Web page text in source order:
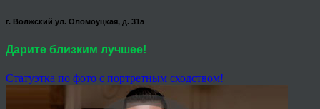
г. Волжский ул. Оломоуцкая, д. 31а
Дарите близким лучшее!
Статуэтка по фото с портретным сходством!